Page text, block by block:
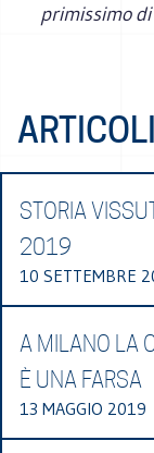
primissimo di
STORIA
2019
10 SETTEMBRE
A MILANO LA
È UNA FARSA
13 MAGGIO 2019